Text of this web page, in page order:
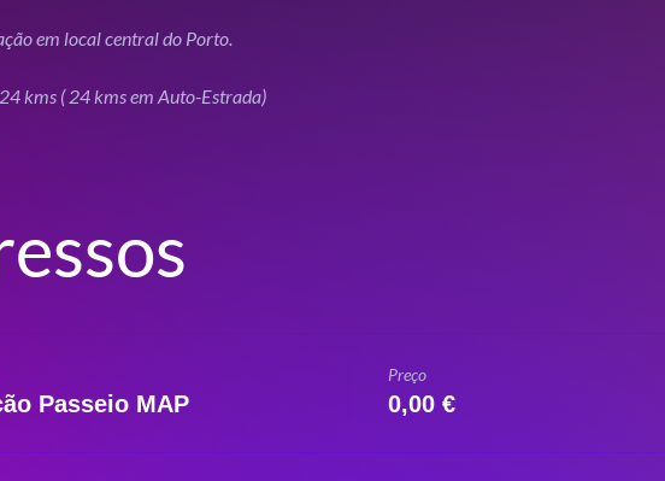
Passeio MAP
Preço
0,00 €